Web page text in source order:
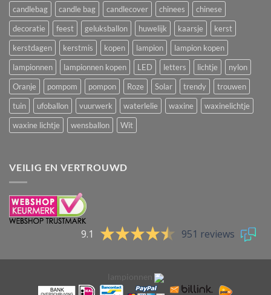
candlebag
candle bag candlecover chinees
chinese
decoratie
feest geluksballon huwelijk kaarsje
kerst
kerstdagen
kerstmis kopen lampion
lampion kopen
lampionnen
lampionnen kopen LED letters lichtje
nylon
Oranje
pompom pompon Roze Solar trendy
trouwen
tuin
ufoballon vuurwerk waterlelie waxine
waxinelichtje
waxine lichtje
wensballon Wit
VEILIG EN VERTROUWD
9.1 951 reviews
lampionnen